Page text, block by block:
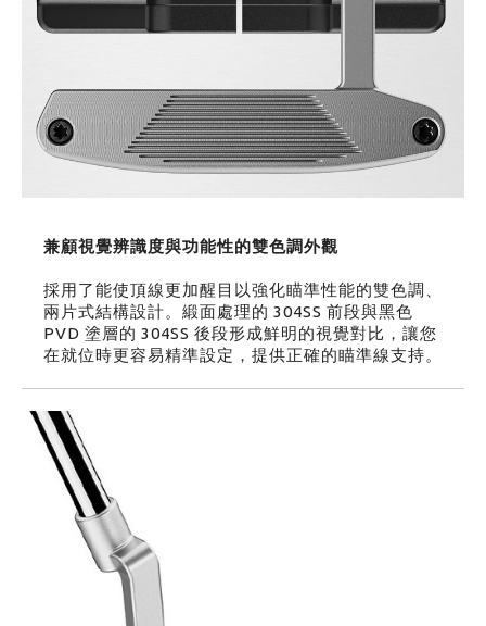
兼顧視覺辨識度與功能性的雙色調外觀
採用了能使頂線更加醒目以強化瞄準性能的雙色調、
兩片式結構設計。緞面處理的 304SS 前段與黑色
PVD 塗層的 304SS 後段形成鮮明的視覺對比，讓您
在就位時更容易精準設定，提供正確的瞄準線支持。